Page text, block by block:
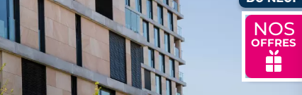
NOS
OFFRES
🎁